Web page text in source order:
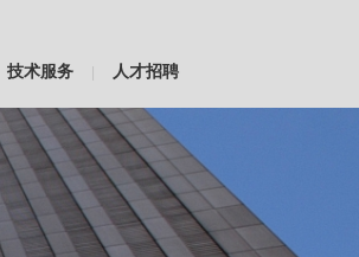
技术服务| 人才招聘